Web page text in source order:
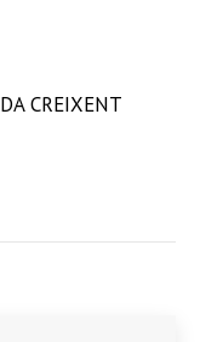
CREIXENT